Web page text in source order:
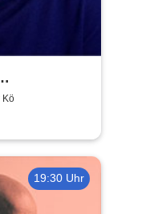
Kö
19:30 Uhr